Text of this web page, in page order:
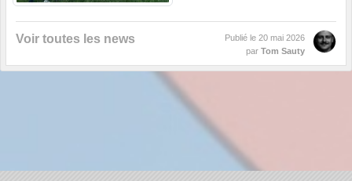
Voir toutes les news Publié le 20 mai 2026
par Tom Sauty